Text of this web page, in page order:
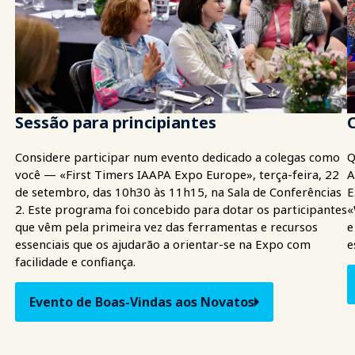
Sessão para principiantes
Considere participar num evento dedicado a colegas como
você — «First Timers IAAPA Expo Europe», terça-feira, 22
de setembro, das 10h30 às 11h15, na Sala de Conferências
2. Este programa foi concebido para dotar os participantes
que vêm pela primeira vez das ferramentas e recursos
essenciais que os ajudarão a orientar-se na Expo com
facilidade e confiança.
Evento de Boas-Vindas aos Novatos